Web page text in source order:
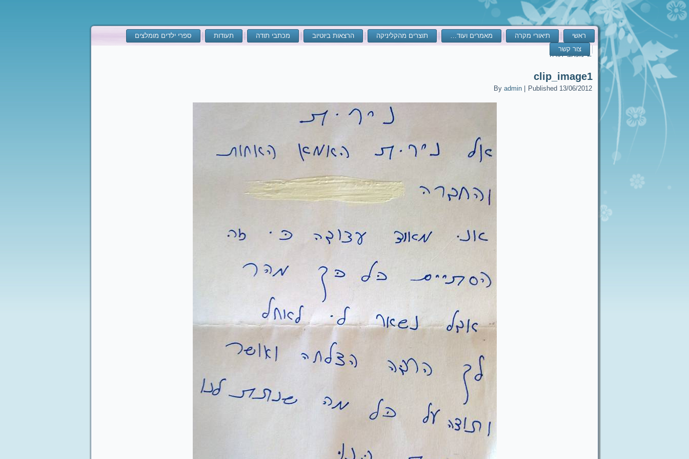
ראשי תיאורי מקרה מאמרים ועוד… תוצרים מהקליניקה הרצאות ביוטיוב מכתבי תודה תעודות
ספרי ילדים מומלצים
צור קשר
←מכתבי תודה
clip_image1
Published 13/06/2012
By admin